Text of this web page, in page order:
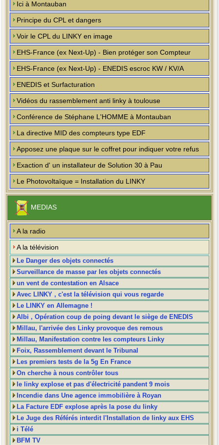
Ici à Montauban
Principe du CPL et dangers
Voir le CPL du LINKY en image
EHS-France (ex Next-Up) - Bien protéger son Compteur
EHS-France (ex Next-Up) - ENEDIS escroc KW / KV/A
ENEDIS et Surfacturation
Vidéos du rassemblement anti linky à toulouse
Conférence de Stéphane L'HOMME à Montauban
La directive MID des compteurs type EDF
Apposez une plaque sur le coffret pour indiquer votre refus
Exaction d' un installateur de Solution 30 à Pau
Le Photovoltaïque = Installation du LINKY
MEDIAS
A la radio
A la télévision
Le Danger des objets connectés
Surveillance de masse par les objets connectés
un vent de contestation en Alsace
Avec LINKY , c'est la télévision qui vous regarde
Le LINKY en Allemagne !
Albi , Opération coup de poing devant le siège de ENEDIS
Millau, l'arrivée des Linky provoque des remous
Millau, Manifestation contre les compteurs Linky
Foix, Rassemblement devant le Tribunal
Les premiers tests de la 5g En France
On cherche à nous contrôler tous
le linky explose et pas d'électricité pandent 9 mois
Incendie dans Une agence immobilière à Royan
La Facture EDF explose après la pose du linky
Le Juge des Référés interdit l'Installation de linky aux EHS
i Télé
BFM TV